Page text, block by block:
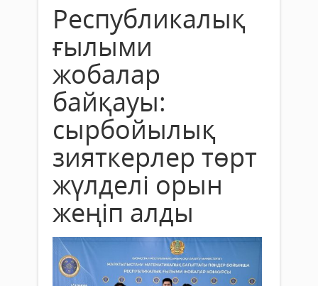
Республикалық
ғылыми
жобалар
байқауы:
сырбойылық
зияткерлер төрт
жүлделі орын
жеңіп алды